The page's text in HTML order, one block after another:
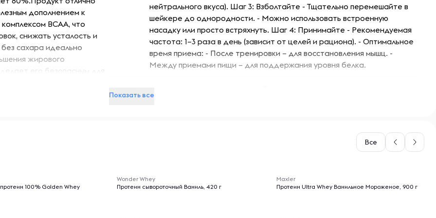
дополнением к
BCAA, что
снижать усталость и
сахара идеально
жирового
его безопасным для
коктейль со вкусом
так и новичков. Оно
любителей ПП или
похудения.Если вы
под наблюдением
нейтрального вкуса). Шаг 3: Взболтайте - Тщательно перемешайте в
шейкере до однородности. - Можно использовать встроенную
насадку или просто встряхнуть. Шаг 4: Принимайте - Рекомендуемая
частота: 1–3 раза в день (зависит от целей и рациона). - Оптимальное
время приема: - После тренировки – для восстановления мышц. -
Между приемами пищи – для поддержания уровня белка.
проконсультироваться с врачом.
Показать все
Все
100% Golden Whey
Wonder Whey
Протеин сывороточный Ваниль, 420 г
Maxler
Протеин Ultra Whey Ванильное Мороженое, 900 г